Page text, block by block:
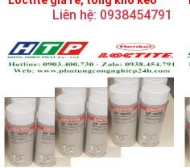
Liên hệ: 0938454791